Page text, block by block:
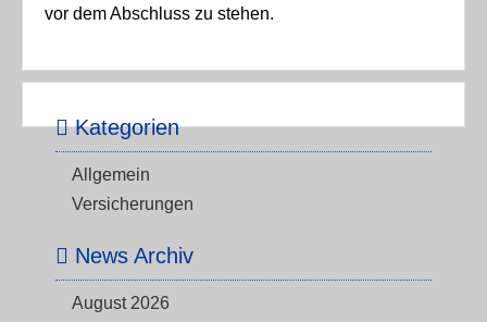
vor dem Abschluss zu stehen.
Kategorien
Allgemein
Versicherungen
News Archiv
August 2026